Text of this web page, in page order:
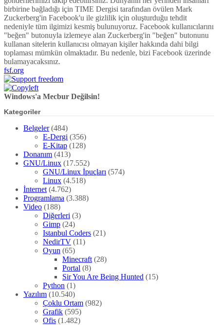
birbirine bağladığı için TIME Dergisi tarafından övülen Mark
Zuckerberg'in Facebook'u ile gizlilik için oluşturduğu tehdit
nedeniyle tüm ilgimizi kesmiş bulunuyoruz. Facebook kullanıcılarını
"beğen" butonuyla izlemeye alan Zuckerberg'in "beğen" butonunu
kullanan sitelerin kullanıcısı olmayan kişiler hakkında dahi bilgi
toplaması mümkün olmaktadır. Bu nedenle, bizi Facebook üzerinde
bulamayacaksınız.
fsf.org
Windows'a Mecbur Değilsin!
Kategoriler
Belgeler(484)
E-Dergi (356)
E-Kitap (128)
Donanım (413)
GNU/Linux (17.552)
GNU/Linux İpuçları (574)
Linux (4.518)
İnternet (4.762)
Programlama (3.388)
Video (188)
Diğerleri (3)
Gimp (24)
Istanbul Coders (21)
NedirTV (11)
Oyun (65)
Minecraft (28)
Portal (8)
Sir You Are Being Hunted (15)
Python (1)
Yazılım (10.540)
Çoklu Ortam (982)
Grafik (595)
Ofis (1.482)